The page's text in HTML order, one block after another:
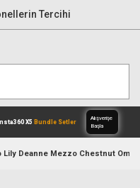
Tercihi
Lily Deanne Mezzo Chestnut Omuz